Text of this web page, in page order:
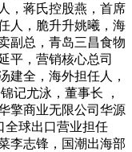
，蒋氏控股燕，首席
人，脆升升姚曦，海
副总，青岛三昌食物
平，营销核心总司
建全，海外担任人，
记尤泳，董事长 ，
擎商业无限公司华源
全球出口营业担任
李志锋，国潮出海部